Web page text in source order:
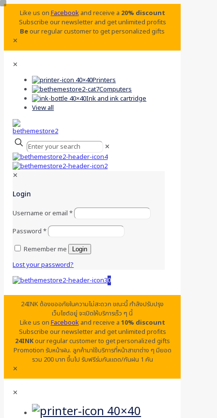
Like us onFacebookand receive a 20% discount
Subscribe our newsletter and get unlimited profits
Beour regular customer to get personalized gifts
✕
✕
Printers
Computers
Ink and ink cartridge
View all
✕
✕
Login
Username or email*
Password*
Remember me
Login
Lost your password?
0
24INK ต้องขออภัยในความไม่สะดวก ขณะนี้ กำลังปรับปรุง
เว็บไซต์อยู่ จะเปิดให้บริการเร็ว ๆ นี้
Like us onFacebookand receive a 10% discount
Subscribe our newsletter and get unlimited profits
24INKour regular customer to get personalized gifts
Promotion รับหน้าฝน. ลูกค้ามาใช้บริการที่หน้าสาขาต่าง ๆ มียอด
รวม 200 บาท ขึ้นไป รับฟรีร่มกันแดด/กันฝน 1 คัน
✕
✕